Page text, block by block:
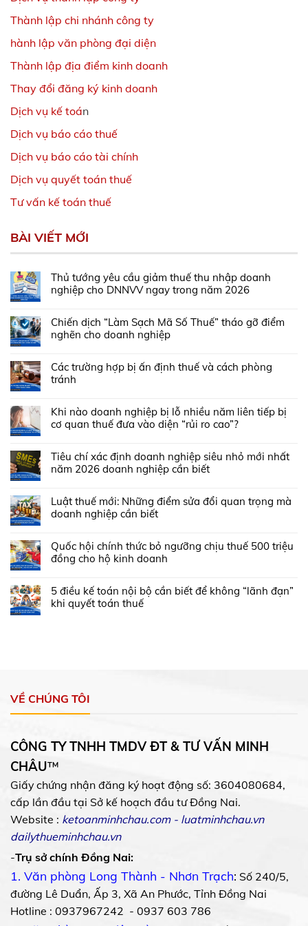
Thành lập chi nhánh công ty
hành lập văn phòng đại diện
Thành lập địa điểm kinh doanh
Thay đổi đăng ký kinh doanh
Dịch vụ kế toán
Dịch vụ báo cáo thuế
Dịch vụ báo cáo tài chính
Dịch vụ quyết toán thuế
Tư vấn kế toán thuế
BÀI VIẾT MỚI
Thủ tướng yêu cầu giảm thuế thu nhập doanh
nghiệp cho DNNVV ngay trong năm 2026
Chiến dịch “Làm Sạch Mã Số Thuế” tháo gỡ điểm
nghẽn cho doanh nghiệp
Các trường hợp bị ấn định thuế và cách phòng
tránh
Khi nào doanh nghiệp bị lỗ nhiều năm liên tiếp bị
cơ quan thuế đưa vào diện “rủi ro cao”?
Tiêu chí xác định doanh nghiệp siêu nhỏ mới nhất
năm 2026 doanh nghiệp cần biết
Luật thuế mới: Những điểm sửa đổi quan trọng mà
doanh nghiệp cần biết
Quốc hội chính thức bỏ ngưỡng chịu thuế 500 triệu
đồng cho hộ kinh doanh
5 điều kế toán nội bộ cần biết để không “lãnh đạn”
khi quyết toán thuế
VỀ CHÚNG TÔI
CÔNG TY TNHH TMDV ĐT & TƯ VẤN MINH
CHÂU™
Giấy chứng nhận đăng ký hoạt động số: 3604080684,
cấp lần đầu tại Sở kế hoạch đầu tư Đồng Nai.
Website : ketoanminhchau.com- luatminhchau.vn
dailythueminhchau.vn
-Trụ sở chính Đồng Nai:
1. Văn phòng Long Thành - Nhơn Trạch: Số 240/5,
đường Lê Duẩn, Ấp 3, Xã An Phước, Tỉnh Đồng Nai
Hotline : 0937967242 - 0937 603 786